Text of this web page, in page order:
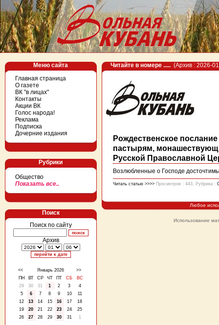
Меню сайта
Главная страница
О газете
ВК "в лицах"
Контакты
Акции ВК
Голос народа!
Реклама
Подписка
Дочерние издания
Рубрики
Общество
Показать все..
Поиск
Поиск по сайту
Архив
<< Январь 2026
>>
ПН
ВТ СР ЧТ ПТ СБ
ВС
29
30 31 1 2 3
4
5
6 7 8 9 10
11
12
13 14 15 16 17
18
19
20 21 22 23 24
25
26
27 28 29 30 31 1
Читайте в номере ..... (Архив : 2026-
Рождественское
пастырям,
Русской Православной
Возлюбленные о Господе
Читать статью >>>> Просмотров : 443, Рубрика :
Любое
Использование